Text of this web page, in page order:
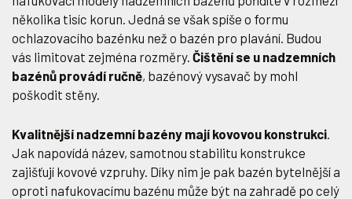
několika tisíc korun. Jedná se však spíše o formu
ochlazovacího bazénku než o bazén pro plavání. Budou
vás limitovat zejména rozměry. Čištění se u nadzemních
bazénů provádí ručně, bazénový vysavač by mohl
poškodit stěny.
Kvalitnější nadzemní bazény mají kovovou konstrukci
Jak napovídá název, samotnou stabilitu konstrukce
zajišťují kovové vzpruhy. Díky nim je pak bazén bytelnější a
oproti nafukovacímu bazénu může být na zahradě po celý